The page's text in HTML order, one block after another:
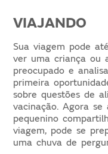
VIAJANDO
Sua viagem pode
ver uma criança ou
preocupado e
primeira
sobre questões de
vacinação. Agora se
pequenino
viagem, pode se
uma chuva de